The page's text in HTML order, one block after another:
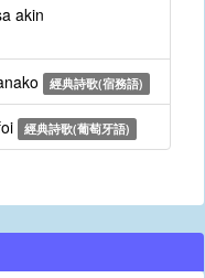
akin
經典詩歌(宿務語)
經典詩歌(葡萄牙語)